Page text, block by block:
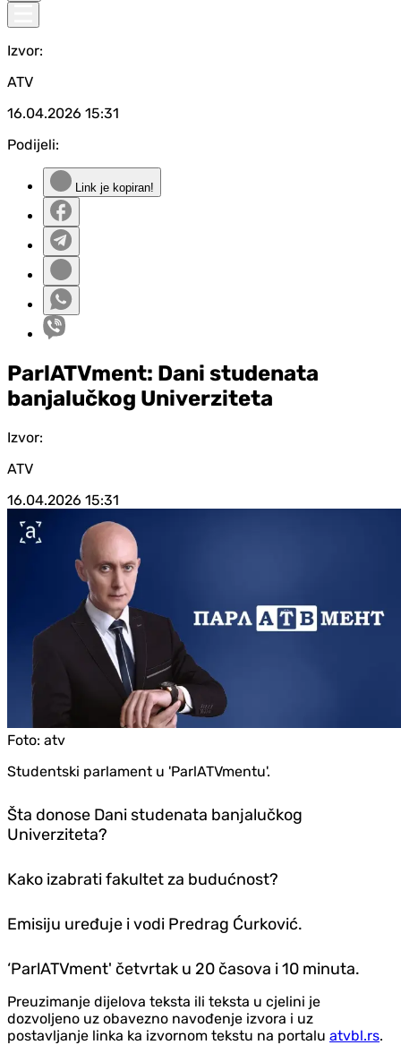
Izvor:
ATV
16.04.2026 15:31
Podijeli:
Link je kopiran!
ParlATVment: Dani studenata
banjalučkog Univerziteta
Izvor:
ATV
16.04.2026 15:31
Foto: atv
Studentski parlament u 'ParlATVmentu'.
Šta donose Dani studenata banjalučkog
Univerziteta?
Kako izabrati fakultet za budućnost?
Emisiju uređuje i vodi Predrag Ćurković.
‘ParlATVment' četvrtak u 20 časova i 10 minuta.
Preuzimanje dijelova teksta ili teksta u cjelini je
dozvoljeno uz obavezno navođenje izvora i uz
postavljanje linka ka izvornom tekstu na portalu atvbl.rs.